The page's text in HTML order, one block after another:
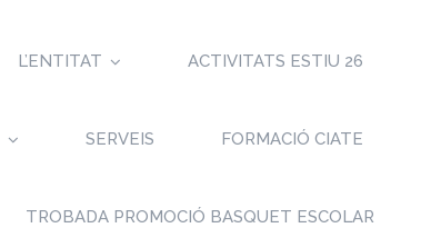
L’ENTITAT ACTIVITATS ESTIU 26
SERVEIS FORMACIÓ CIATE
TROBADA PROMOCIÓ BASQUET ESCOLAR